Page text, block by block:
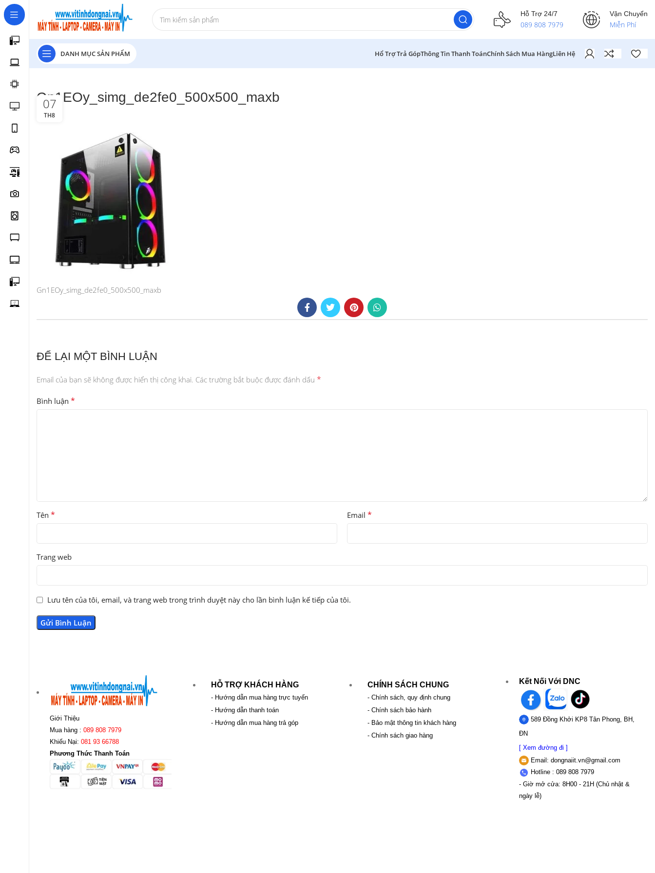
Hỗ Trợ 24/7
089 808 7979
Vận Chuyển
Miễn Phí
DANH MỤC SẢN PHẨM Hổ Trợ Trả GópThông Tin Thanh ToánChính Sách Mua HàngLiên Hệ
Gn1EOy_simg_de2fe0_500x500_maxb
07
TH8
Gn1EOy_simg_de2fe0_500x500_maxb
ĐỂ LẠI MỘT BÌNH LUẬN
Email của bạn sẽ không được hiển thị công khai. Các trường bắt buộc được đánh dấu *
Bình luận *
Tên * Email *
Trang web
Lưu tên của tôi, email, và trang web trong trình duyệt này cho lần bình luận kế tiếp của tôi.
Giới Thiệu
Mua hàng : 089 808 7979
Khiếu Nại: 081 93 66788
Phương Thức Thanh Toán
HỖ TRỢ KHÁCH HÀNG
- Hướng dẫn mua hàng trực tuyến
- Hướng dẫn thanh toán
- Hướng dẫn mua hàng trả góp
CHÍNH SÁCH CHUNG
- Chính sách, quy định chung
- Chính sách bảo hành
- Bảo mật thông tin khách hàng
- Chính sách giao hàng
Kết Nối Với DNC
589 Đồng Khởi KP8 Tân Phong, BH,
ĐN
[ Xem đường đi ]
Email: dongnaiit.vn@gmail.com
Hotline : 089 808 7979
- Giờ mở cửa: 8H00 - 21H (Chủ nhật &
ngày lễ)